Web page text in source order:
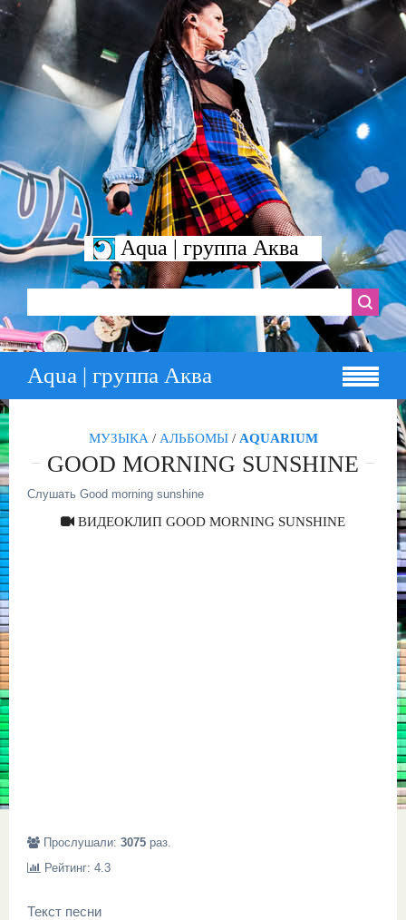
Aqua | группа Аква
Aqua | группа Аква
МУЗЫКА / АЛЬБОМЫ/ AQUARIUM
GOOD MORNING SUNSHINE
Слушать Good morning sunshine
ВИДЕОКЛИП GOOD MORNING SUNSHINE
Прослушали: 3075 раз.
Рейтинг: 4.3
Текст песни